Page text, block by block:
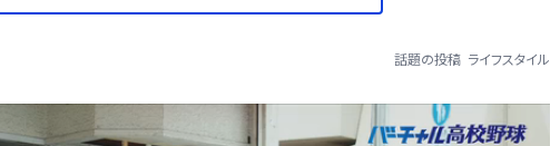
話題の投稿 ライフスタイル